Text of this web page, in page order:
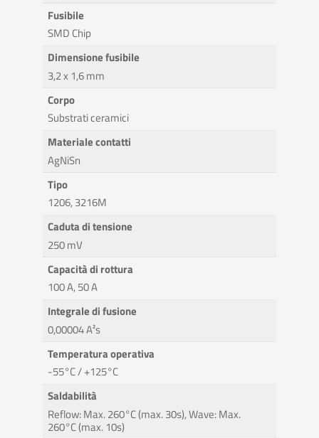
Fusibile
SMD Chip
Dimensione fusibile
3,2 x 1,6 mm
Corpo
Substrati ceramici
Materiale contatti
AgNiSn
Tipo
1206, 3216M
Caduta di tensione
250 mV
Capacità di rottura
100 A, 50 A
Integrale di fusione
0,00004 A²s
Temperatura operativa
-55°C / +125°C
Saldabilità
Reflow: Max. 260°C (max. 30s), Wave: Max.
260°C (max. 10s)